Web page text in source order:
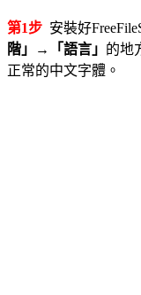
第1步 安裝好
階」→「語言」 的地
正常的中文字體。